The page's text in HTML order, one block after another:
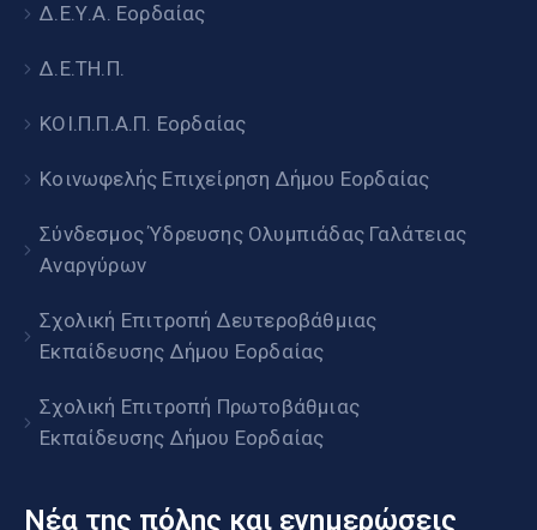
Δ.Ε.Υ.Α. Εορδαίας
Δ.Ε.ΤΗ.Π.
ΚΟΙ.Π.Π.Α.Π. Εορδαίας
Κοινωφελής Επιχείρηση Δήμου Εορδαίας
Σύνδεσμος Ύδρευσης Ολυμπιάδας Γαλάτειας
Αναργύρων
Σχολική Επιτροπή Δευτεροβάθμιας
Εκπαίδευσης Δήμου Εορδαίας
Σχολική Επιτροπή Πρωτοβάθμιας
Εκπαίδευσης Δήμου Εορδαίας
Νέα της πόλης και ενημερώσεις